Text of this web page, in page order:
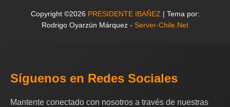
Copyright ©2026 PRESIDENTE IBAÑEZ | Tema por:
Rodrigo Oyarzún Márquez - Server-Chile.Net
Síguenos en Redes Sociales
Mantente conectado con nosotros a través de nuestras